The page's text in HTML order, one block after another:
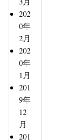
202
0年
2月
202
0年
1月
201
9年
12
月
201